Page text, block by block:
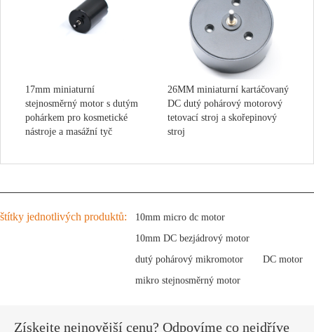
17mm miniaturní
stejnosměrný motor s dutým
pohárkem pro kosmetické
nástroje a masážní tyč
26MM miniaturní kartáčovaný
DC dutý pohárový motorový
tetovací stroj a skořepinový
stroj
štítky jednotlivých produktů:
10mm micro dc motor
10mm DC bezjádrový motor
dutý pohárový mikromotor
DC motor
mikro stejnosměrný motor
Získejte nejnovější cenu? Odpovíme co nejdříve